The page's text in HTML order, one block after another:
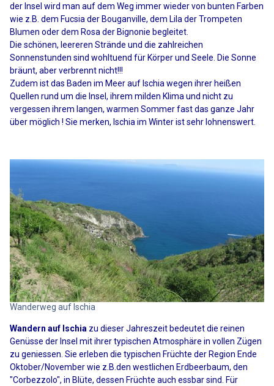
der Insel wird man auf dem Weg immer wieder von bunten Farben
wie z.B. dem Fucsia der Bouganville, dem Lila der Trompeten
Blumen oder dem Rosa der Bignonie begleitet.
Die schönen, leereren Strände und die zahlreichen
Sonnenstunden sind wohltuend für Körper und Seele. Die Sonne
bräunt, aber verbrennt nicht!!!
Zudem ist das Baden im Meer auf Ischia wegen ihrer heißen
Quellen rund um die Insel, ihrem milden Klima und nicht zu
vergessen ihrem langen, warmen Sommer fast das ganze Jahr
über möglich ! Sie merken, Ischia im Winter ist sehr lohnenswert.
Wanderweg auf Ischia
Wandern auf Ischia zu dieser Jahreszeit bedeutet die reinen
Genüsse der Insel mit ihrer typischen Atmosphäre in vollen Zügen
zu geniessen. Sie erleben die typischen Früchte der Region Ende
Oktober/November wie z.B.den westlichen Erdbeerbaum, den
"Corbezzolo", in Blüte, dessen Früchte auch essbar sind. Für